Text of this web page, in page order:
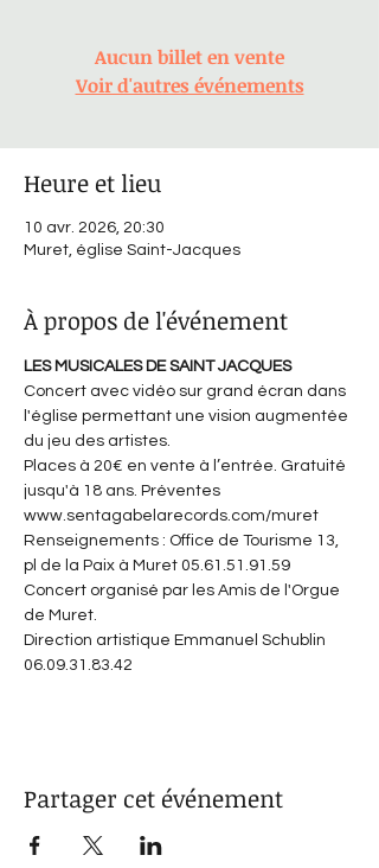
Aucun billet en vente
Voir d'autres événements
Heure et lieu
10 avr. 2026, 20:30
Muret, église Saint-Jacques
À propos de l'événement
LES MUSICALES DE SAINT JACQUES
Concert avec vidéo sur grand écran dans
l'église permettant une vision augmentée
du jeu des artistes.
Places à 20€ en vente à l’entrée. Gratuité
jusqu'à 18 ans. Préventes
www.sentagabelarecords.com/muret
Renseignements : Office de Tourisme 13,
pl de la Paix à Muret 05.61.51.91.59
Concert organisé par les Amis de l'Orgue
de Muret.
Direction artistique Emmanuel Schublin
06.09.31.83.42
Partager cet événement